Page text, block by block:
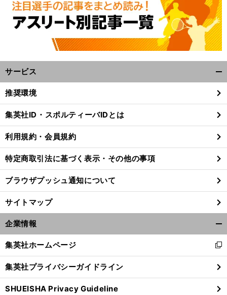
へ
サービス
閉
る
推奨環境
集英社ID・スポルティーバIDとは
利用規約・会員規約
特定商取引法に基づく表示・その他の事項
ブラウザプッシュ通知について
サイトマップ
企業情報
閉
る
集英社ホームページ
新
し
い
ウ
ィ
集英社プライバシーガイドライン
SHUEISHA Privacy Guideline